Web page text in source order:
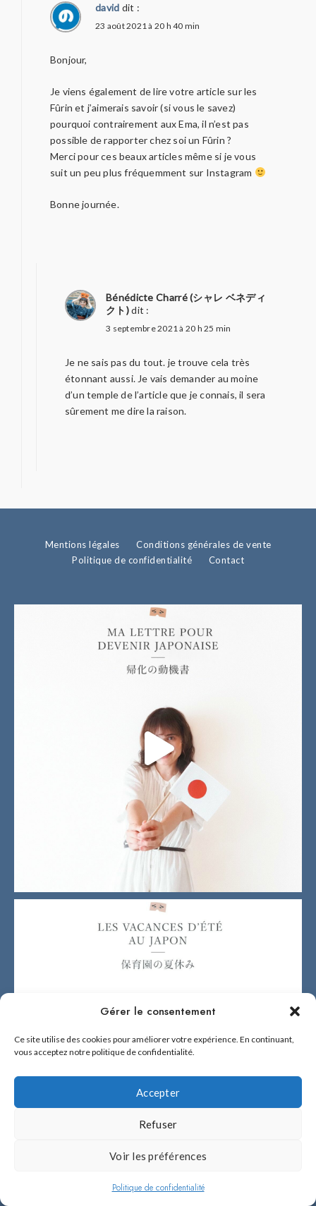
Gérer le consentement
Ce site utilise des cookies pour améliorer votre expérience. En continuant,
vous acceptez notre politique de confidentialité.
Accepter
Refuser
Voir les préférences
Politique de confidentialité
david dit :
23 août 2021 à 20 h 40 min
Bonjour,
Je viens également de lire votre article sur les
Fûrin et j’aimerais savoir (si vous le savez)
pourquoi contrairement aux Ema, il n’est pas
possible de rapporter chez soi un Fûrin ?
Merci pour ces beaux articles même si je vous
suit un peu plus fréquemment sur Instagram
Bonne journée.
Bénédicte Charré (シャレ ベネディ
クト)dit :
3 septembre 2021 à 20 h 25 min
Je ne sais pas du tout. je trouve cela très
étonnant aussi. Je vais demander au moine
d’un temple de l’article que je connais, il sera
sûrement me dire la raison.
Mentions légales
Conditions générales de vente
Politique de confidentialité
Contact